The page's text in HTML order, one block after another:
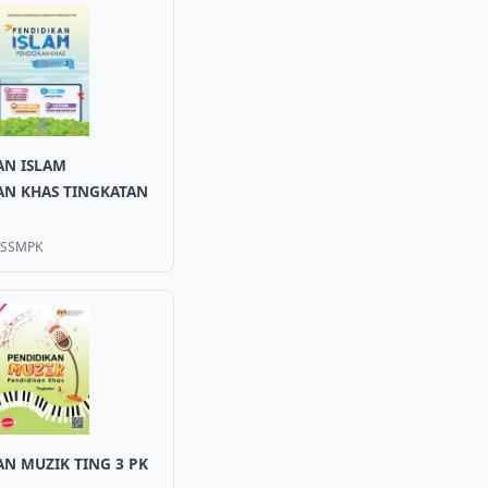
ISLAM
KHAS TINGKATAN
MUZIK TING 3 PK